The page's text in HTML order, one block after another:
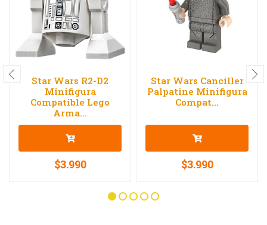
Star Wars R2-D2
Minifigura
Compatible Lego
Arma...
$3.990
Star Wars Canciller
Palpatine Minifigura
Compat...
$3.990